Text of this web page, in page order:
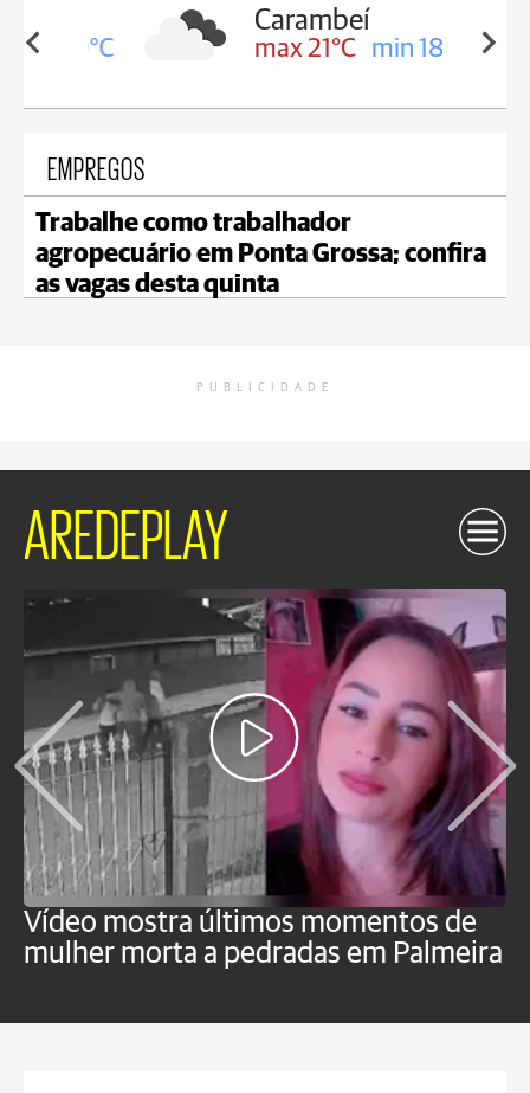
19°C
Carambeí
max 21°C min 18°C
EMPREGOS
Trabalhe como trabalhador
agropecuário em Ponta Grossa; confira
as vagas desta quinta
PUBLICIDADE
AREDEPLAY
Vídeo mostra últimos momentos de
mulher morta a pedradas em Palmeira